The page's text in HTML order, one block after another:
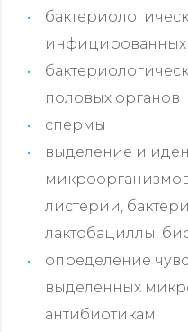
инфицированных
половых органов
спермы
выделение и
листерии,
лактобациллы,
определение
выделенных
антибиотикам;